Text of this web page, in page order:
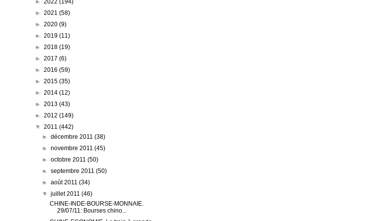
► 2022 (194)
► 2021 (58)
► 2020 (9)
► 2019 (11)
► 2018 (19)
► 2017 (6)
► 2016 (59)
► 2015 (35)
► 2014 (12)
► 2013 (43)
► 2012 (149)
▼ 2011 (442)
►décembre 2011(38)
►novembre 2011(45)
►octobre 2011(50)
►septembre 2011(50)
►août 2011(34)
▼juillet 2011(46)
CHINE-INDE-BOURSE-MONNAIE.
29/07/11: Bourses chino...